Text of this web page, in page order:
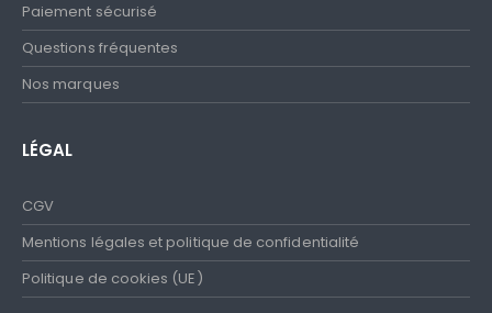
Paiement sécurisé
Questions fréquentes
Nos marques
LÉGAL
CGV
Mentions légales et politique de confidentialité
Politique de cookies (UE)